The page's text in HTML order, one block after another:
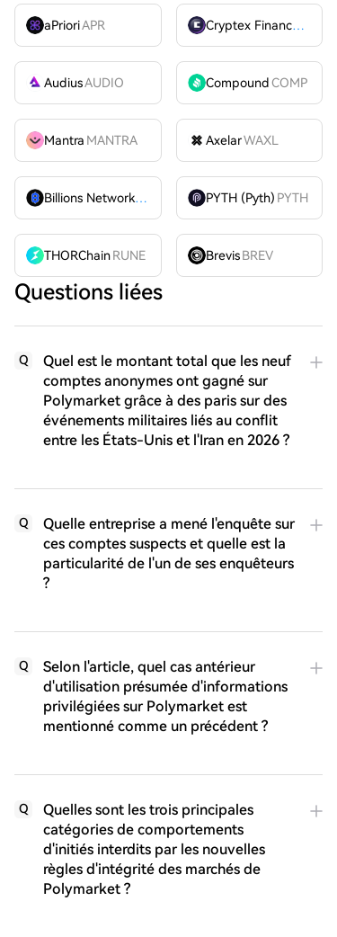
aPrioriAPR Cryptex FinanceCTX
AudiusAUDIO CompoundCOMP
Mantra MANTRA AxelarWAXL
Billions Network
BILL PYTH (Pyth) PYTH
THORChainRUNE Brevis BREV
Questions liées
Q
Quel est le montant total que les neuf
comptes anonymes ont gagné sur
Polymarket grâce à des paris sur des
événements militaires liés au conflit
entre les États-Unis et l'Iran en 2026 ?
Q
Quelle entreprise a mené l'enquête sur
ces comptes suspects et quelle est la
particularité de l'un de ses enquêteurs
?
Q
Selon l'article, quel cas antérieur
d'utilisation présumée d'informations
privilégiées sur Polymarket est
mentionné comme un précédent ?
Q
Quelles sont les trois principales
catégories de comportements
d'initiés interdits par les nouvelles
règles d'intégrité des marchés de
Polymarket ?